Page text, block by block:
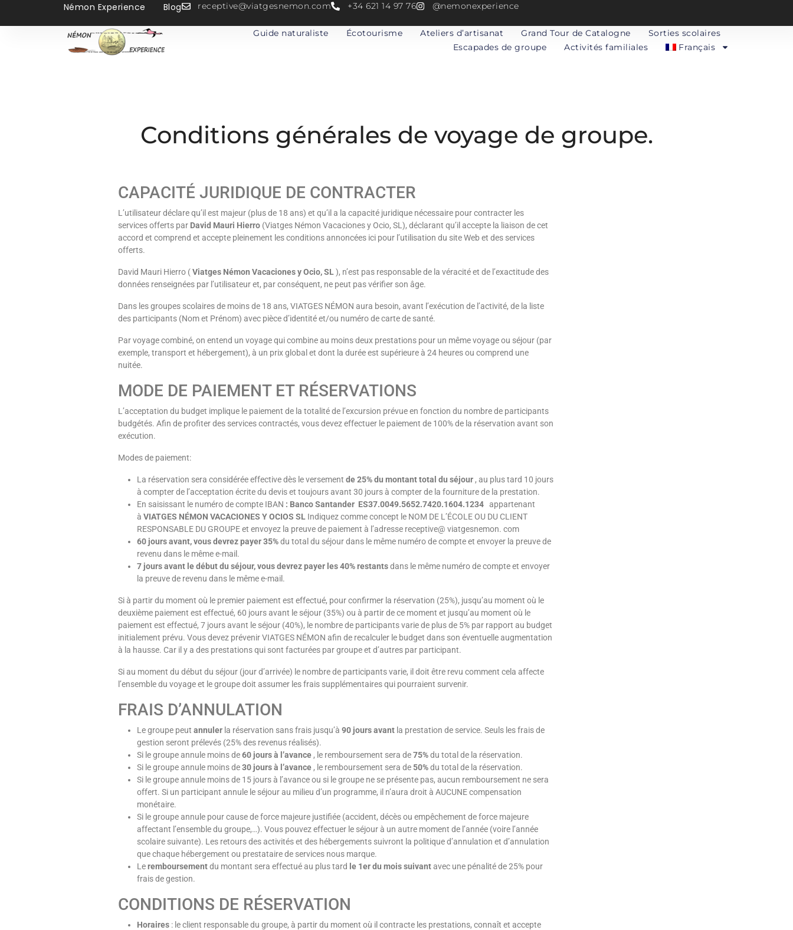
Némon Experience Blog receptive@viatgesnemon.com +34 621 14 97 76 @nemonexperience
Guide naturaliste Écotourisme Ateliers d’artisanat Grand Tour de Catalogne
Sorties scolaires
Escapades de groupe
Activités familiales Français
Conditions générales de voyage de groupe.
CAPACITÉ JURIDIQUE DE CONTRACTER
L’utilisateur déclare qu’il est majeur (plus de 18 ans) et qu’il a la capacité juridique nécessaire pour contracter les
services offerts par David Mauri Hierro(Viatges Némon Vacaciones y Ocio, SL), déclarant qu’il accepte la liaison de cet
accord et comprend et accepte pleinement les conditions annoncées ici pour l’utilisation du site Web et des services
offerts.
David Mauri Hierro (Viatges Némon Vacaciones y Ocio, SL ), n’est pas responsable de la véracité et de l’exactitude des
données renseignées par l’utilisateur et, par conséquent, ne peut pas vérifier son âge.
Dans les groupes scolaires de moins de 18 ans, VIATGES NÉMON aura besoin, avant l’exécution de l’activité, de la liste
des participants (Nom et Prénom) avec pièce d’identité et/ou numéro de carte de santé.
Par voyage combiné, on entend un voyage qui combine au moins deux prestations pour un même voyage ou séjour (par
exemple, transport et hébergement), à un prix global et dont la durée est supérieure à 24 heures ou comprend une
nuitée.
MODE DE PAIEMENT ET RÉSERVATIONS
L’acceptation du budget implique le paiement de la totalité de l’excursion prévue en fonction du nombre de participants
budgétés. Afin de profiter des services contractés, vous devez effectuer le paiement de 100% de la réservation avant son
exécution.
Modes de paiement:
La réservation sera considérée effective dès le versement de 25% du montant total du séjour, au plus tard 10 jours
à compter de l’acceptation écrite du devis et toujours avant 30 jours à compter de la fourniture de la prestation.
En saisissant le numéro de compte IBAN : Banco Santander ES37.0049.5652.7420.1604.1234appartenant
à VIATGES NÉMON VACACIONES Y OCIOS SL Indiquez comme concept le NOM DE L’ÉCOLE OU DU CLIENT
RESPONSABLE DU GROUPE et envoyez la preuve de paiement à l’adresse receptive@ viatgesnemon. com
60 jours avant, vous devrez payer 35%du total du séjour dans le même numéro de compte et envoyer la preuve de
revenu dans le même e-mail.
7 jours avant le début du séjour, vous devrez payer les 40% restantsdans le même numéro de compte et envoyer
la preuve de revenu dans le même e-mail.
Si à partir du moment où le premier paiement est effectué, pour confirmer la réservation (25%), jusqu’au moment où le
deuxième paiement est effectué, 60 jours avant le séjour (35%) ou à partir de ce moment et jusqu’au moment où le
paiement est effectué, 7 jours avant le séjour (40%), le nombre de participants varie de plus de 5% par rapport au budget
initialement prévu. Vous devez prévenir VIATGES NÉMON afin de recalculer le budget dans son éventuelle augmentation
à la hausse. Car il y a des prestations qui sont facturées par groupe et d’autres par participant.
Si au moment du début du séjour (jour d’arrivée) le nombre de participants varie, il doit être revu comment cela affecte
l’ensemble du voyage et le groupe doit assumer les frais supplémentaires qui pourraient survenir.
FRAIS D’ANNULATION
Le groupe peut annulerla réservation sans frais jusqu’à 90 jours avantla prestation de service. Seuls les frais de
gestion seront prélevés (25% des revenus réalisés).
Si le groupe annule moins de60 jours à l’avance, le remboursement sera de75%du total de la réservation.
Si le groupe annule moins de30 jours à l’avance, le remboursement sera de50%du total de la réservation.
Si le groupe annule moins de 15 jours à l’avance ou si le groupe ne se présente pas, aucun remboursement ne sera
offert. Si un participant annule le séjour au milieu d’un programme, il n’aura droit à AUCUNE compensation
monétaire.
Si le groupe annule pour cause de force majeure justifiée (accident, décès ou empêchement de force majeure
affectant l’ensemble du groupe,…). Vous pouvez effectuer le séjour à un autre moment de l’année (voire l’année
scolaire suivante). Les retours des activités et des hébergements suivront la politique d’annulation et d’annulation
que chaque hébergement ou prestataire de services nous marque.
Leremboursementdu montant sera effectué au plus tard le 1er du mois suivantavec une pénalité de 25% pour
frais de gestion.
CONDITIONS DE RÉSERVATION
Horaires: le client responsable du groupe, à partir du moment où il contracte les prestations, connaît et accepte